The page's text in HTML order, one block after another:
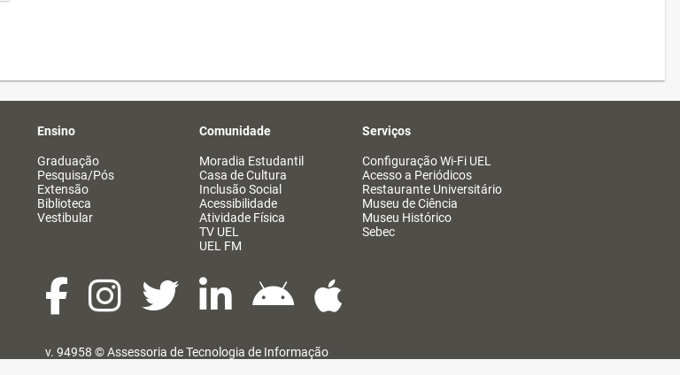
Ensino
Graduação
Pesquisa/Pós
Extensão
Biblioteca
Vestibular
Comunidade
Moradia Estudantil
Casa de Cultura
Inclusão Social
Acessibilidade
Atividade Física
TV UEL
UEL FM
Serviços
Configuração Wi-Fi UEL
Acesso a Periódicos
Restaurante Universitário
Museu de Ciência
Museu Histórico
Sebec
v. 94958 ©Assessoria de Tecnologia de Informação